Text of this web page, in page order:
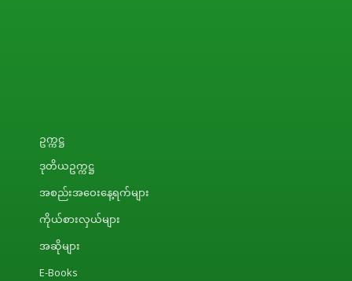
ဥက္ကဋ္ဌ
ဒုတိယဥက္ကဋ္ဌ
အစည်းအဝေးနေ့ရက်များ
ကိုယ်စားလှယ်များ
အဆိုများ
E-Books